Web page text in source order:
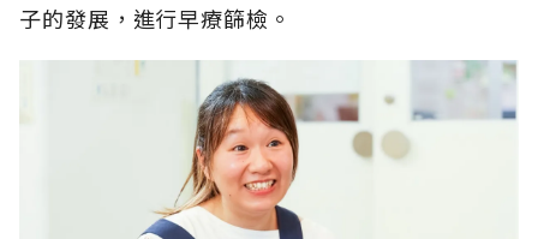
子的發展，進行早療篩檢。